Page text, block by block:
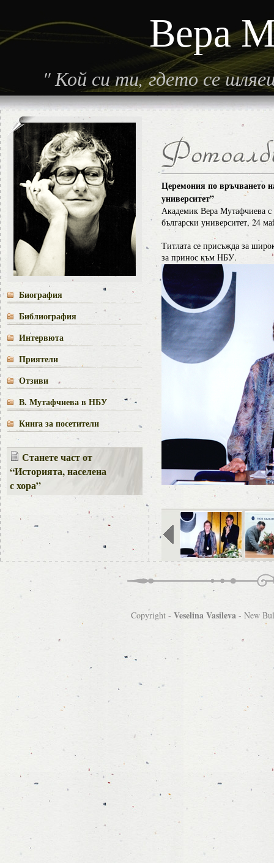
Вера
"Кой си ти, гдето се
Биография
Библиография
Интервюта
Приятели
Отзиви
В. Мутафчиева в НБУ
Книга за посетители
Станете част от
“Историята, населена
с хора”
Церемония по връчването
университет”
Академик Вера Мутафчиева
български университет, 24
Титлата се присъжда за
за принос към НБУ.
Copyright - Veselina Vasileva- New